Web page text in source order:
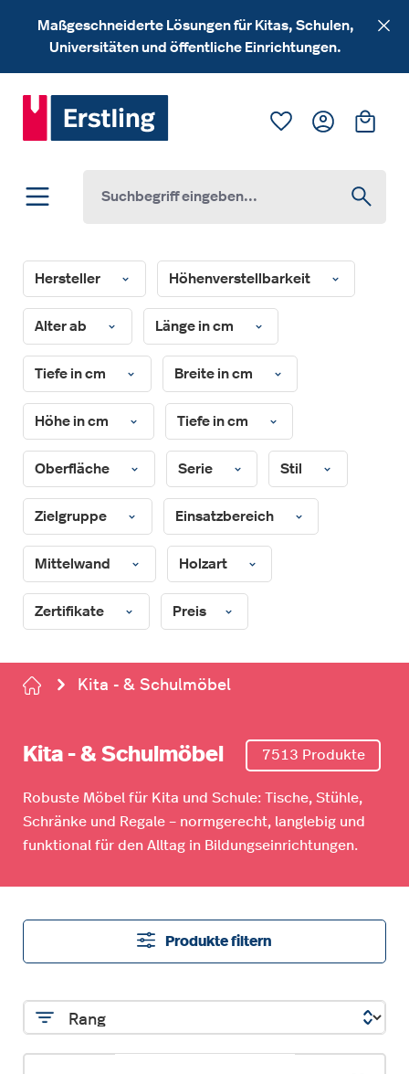
Zum Hauptinhalt springen
Maßgeschneiderte Lösungen für Kitas, Schulen,
Universitäten und öffentliche Einrichtungen.
Du hast 0
Hersteller Höhenverstellbarkeit
Alter ab Länge in cm
Tiefe in cm Breite in cm
Höhe in cm Tiefe in cm
Oberfläche Serie Stil
Zielgruppe Einsatzbereich
Mittelwand Holzart
Zertifikate Preis
Kita - & Schulmöbel
Kita - & Schulmöbel 7513 Produkte
Robuste Möbel für Kita und Schule: Tische, Stühle,
Schränke und Regale – normgerecht, langlebig und
funktional für den Alltag in Bildungseinrichtungen.
Produkte filtern